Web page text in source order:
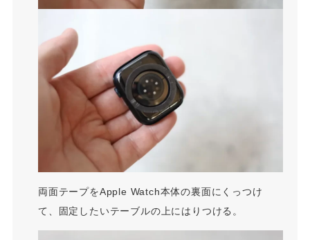
両面テープをApple Watch本体の裏面にくっつけ
て、固定したいテーブルの上にはりつける。